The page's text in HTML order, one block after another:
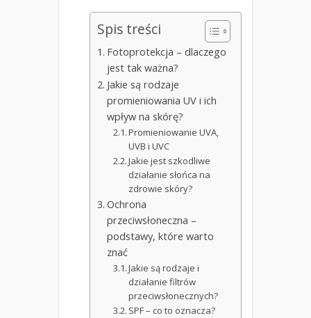
Spis treści
Fotoprotekcja – dlaczego
jest tak ważna?
Jakie są rodzaje
promieniowania UV i ich
wpływ na skórę?
Promieniowanie UVA,
UVB i UVC
Jakie jest szkodliwe
działanie słońca na
zdrowie skóry?
Ochrona
przeciwsłoneczna –
podstawy, które warto
znać
Jakie są rodzaje i
działanie filtrów
przeciwsłonecznych?
SPF – co to oznacza?